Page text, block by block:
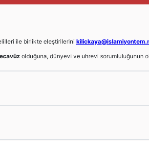
ile birlikte eleştirilerini
olduğuna, dünyevi ve uhrevi sorumluluğunun